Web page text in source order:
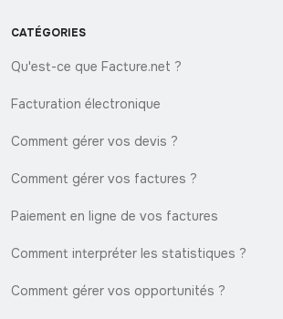
CATÉGORIES
Qu'est-ce que Facture.net ?
Facturation électronique
Comment gérer vos devis ?
Comment gérer vos factures ?
Paiement en ligne de vos factures
Comment interpréter les statistiques ?
Comment gérer vos opportunités ?